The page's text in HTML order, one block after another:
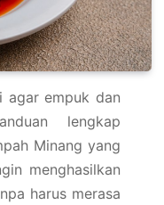
agar empuk dan
lengkap
Minang yang
menghasilkan
harus merasa